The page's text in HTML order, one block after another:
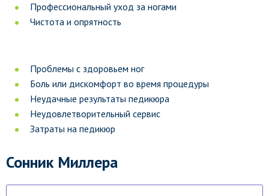
Профессиональный уход за ногами
Чистота и опрятность
Проблемы с здоровьем ног
Боль или дискомфорт во время процедуры
Неудачные результаты педикюра
Неудовлетворительный сервис
Затраты на педикюр
Сонник Миллера